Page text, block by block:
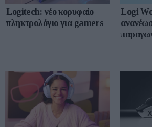
Logitech: νέο κορυφαίο
πληκτρολόγιο για gamers
Logi